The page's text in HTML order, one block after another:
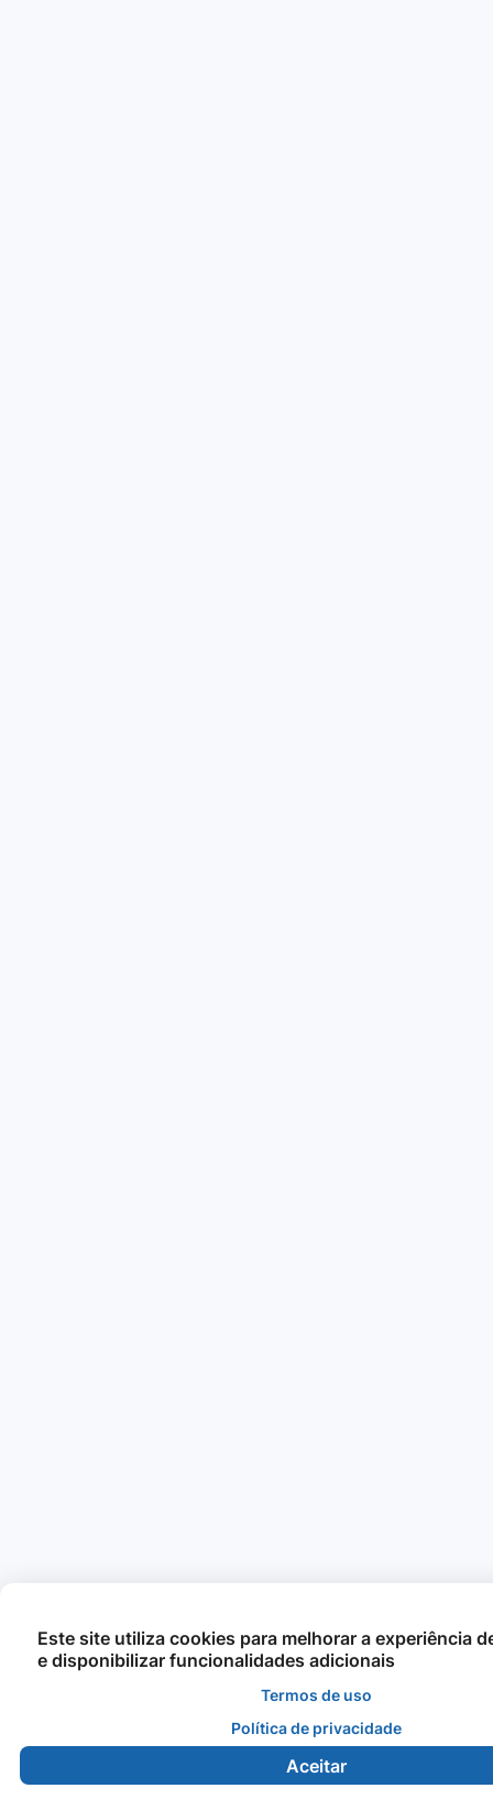
Este site utiliza cookies para melhorar a experiência
e disponibilizar funcionalidades adicionais
Termos de uso
Política de privacidade
Aceitar